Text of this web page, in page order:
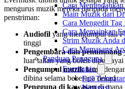
Cara
Main Muzik dari
Cara Mengedit Tag
Cara Memainkan
Strim Muzik Anda
Cara Memasang
Panduan Pengguna
Evermusic
Fail Tempatan
Navigasi
mengurus muzik mereka daripada
penstriman:
Audiofil yang mengumpul fail
tinggi
Pengembara dan penumpang
luar talian yang boleh dipercayai
Pengumpul muzik lama
dibina selama beberapa dekad
Pengguna di kawasandi mana